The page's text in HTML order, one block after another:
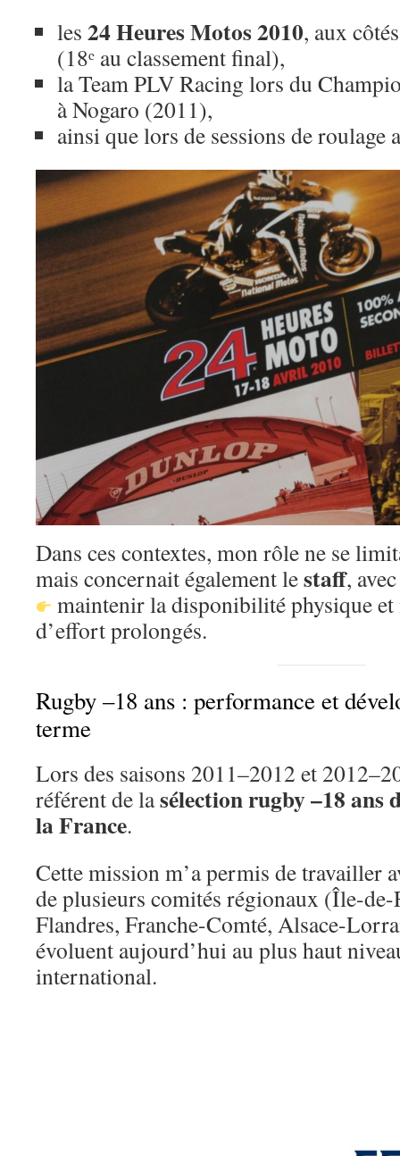
les 24 Heures Motos 2010, aux
(18ᵉ au classement final),
la Team PLV Racing lors du
à Nogaro (2011),
ainsi que lors de sessions de roulage
Dans ces contextes, mon rôle ne se
mais concernait également lestaff,
maintenir la disponibilité physique et
d’effort prolongés.
Rugby –18 ans : performance et
terme
Lors des saisons 2011–2012 et
référent de lasélection rugby –18 ans
la France.
Cette mission m’a permis de travailler
de plusieurs comités régionaux (Île-
Flandres, Franche-Comté, Alsace-
évoluent aujourd’hui au plus haut
international.